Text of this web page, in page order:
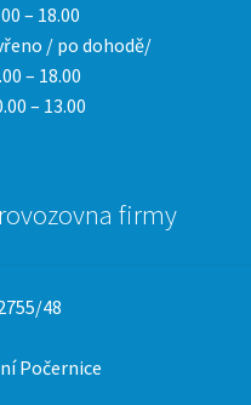
– 18.00
/ po dohodě/
– 18.00
– 13.00
firmy
48
Počernice